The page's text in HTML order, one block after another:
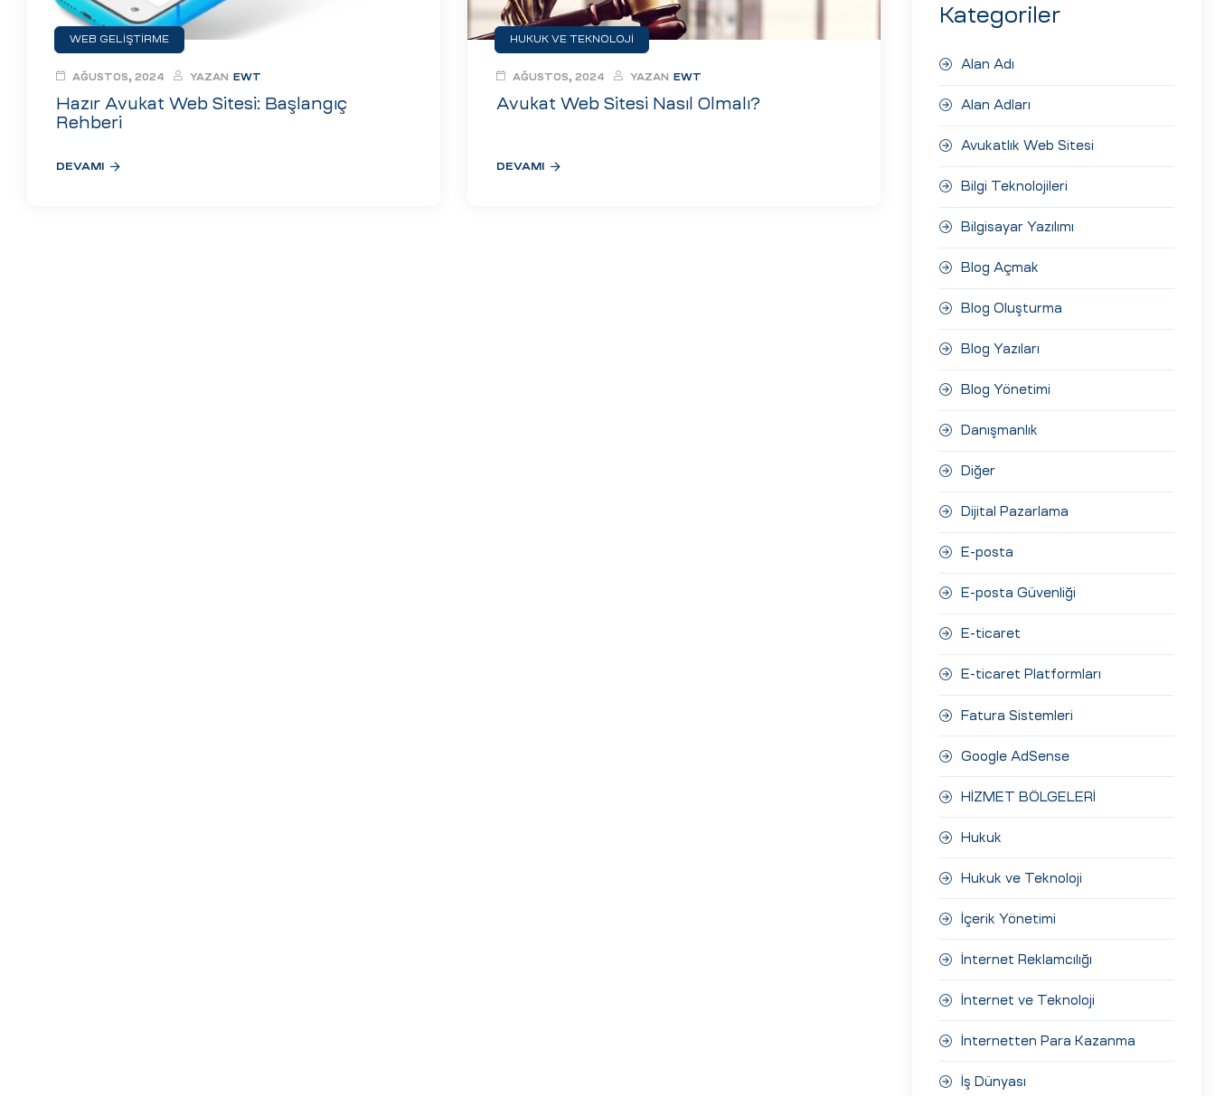
WEB GELIŞTIRME
Hazır Avukat Web Sitesi: Başlangıç
Rehberi
AĞUSTOS, 2024 YAZAN EWT
DEVAMI
HUKUK VE TEKNOLOJI
Avukat Web Sitesi Nasıl Olmalı?
AĞUSTOS, 2024 YAZAN EWT
DEVAMI
Kategoriler
Alan Adı
Alan Adları
Avukatlık Web Sitesi
Bilgi Teknolojileri
Bilgisayar Yazılımı
Blog Açmak
Blog Oluşturma
Blog Yazıları
Blog Yönetimi
Danışmanlık
Diğer
Dijital Pazarlama
E-posta
E-posta Güvenliği
E-ticaret
E-ticaret Platformları
Fatura Sistemleri
Google AdSense
HİZMET BÖLGELERİ
Hukuk
Hukuk ve Teknoloji
İçerik Yönetimi
İnternet Reklamcılığı
İnternet ve Teknoloji
İnternetten Para Kazanma
İş Dünyası